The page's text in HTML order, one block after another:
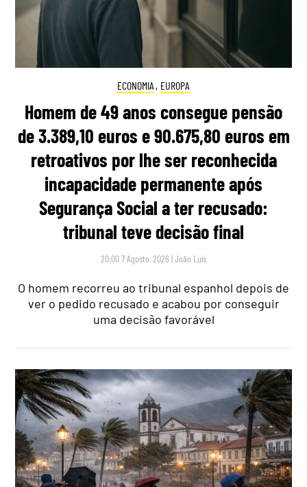
ECONOMIA , EUROPA
Homem de 49 anos consegue pensão
de 3.389,10 euros e 90.675,80 euros em
retroativos por lhe ser reconhecida
incapacidade permanente após
Segurança Social a ter recusado:
tribunal teve decisão final
20:00 7 Agosto, 2026 |João Luís
O homem recorreu ao tribunal espanhol depois de
ver o pedido recusado e acabou por conseguir
uma decisão favorável